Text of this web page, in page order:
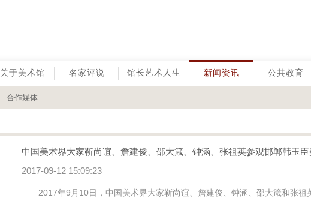
关于美术馆 名家评说 馆长艺术人生 新闻资讯 公共教育
合作媒体
中国美术界大家靳尚谊、詹建俊、邵大箴、钟涵、张祖英参观邯郸韩玉
2017-09-12 15:09:23
2017年9月10日，中国美术界大家靳尚谊、詹建俊、钟涵、邵大箴和张祖